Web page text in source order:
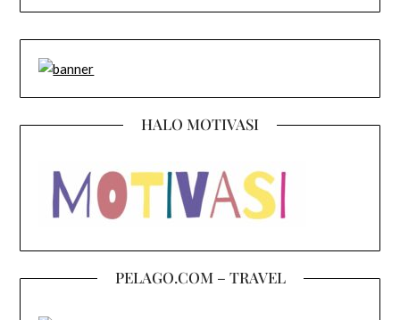
HALO MOTIVASI
PELAGO.COM – TRAVEL